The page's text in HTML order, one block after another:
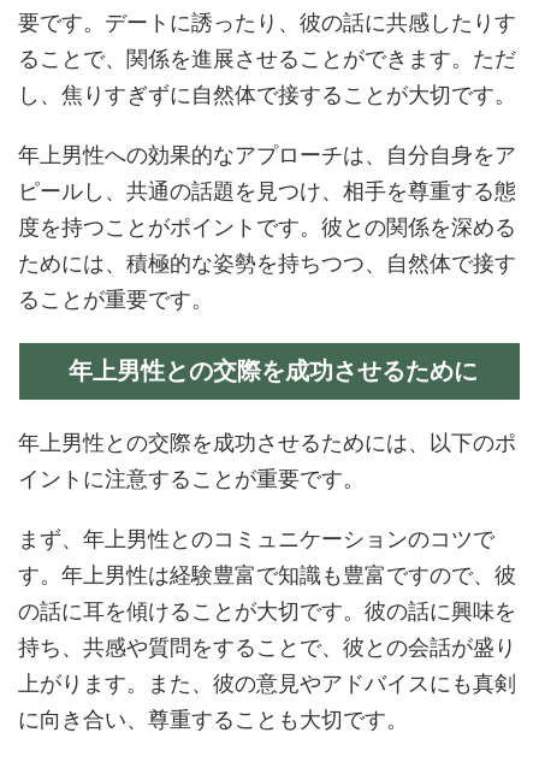
要です。デートに誘ったり、彼の話に共感したりす
ることで、関係を進展させることができます。ただ
し、焦りすぎずに自然体で接することが大切です。
年上男性への効果的なアプローチは、自分自身をア
ピールし、共通の話題を見つけ、相手を尊重する態
度を持つことがポイントです。彼との関係を深める
ためには、積極的な姿勢を持ちつつ、自然体で接す
ることが重要です。
年上男性との交際を成功させるために
年上男性との交際を成功させるためには、以下のポ
イントに注意することが重要です。
まず、年上男性とのコミュニケーションのコツで
す。年上男性は経験豊富で知識も豊富ですので、彼
の話に耳を傾けることが大切です。彼の話に興味を
持ち、共感や質問をすることで、彼との会話が盛り
上がります。また、彼の意見やアドバイスにも真剣
に向き合い、尊重することも大切です。